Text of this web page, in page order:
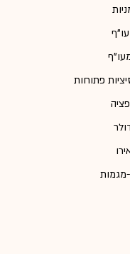
פתוחות
מגמות